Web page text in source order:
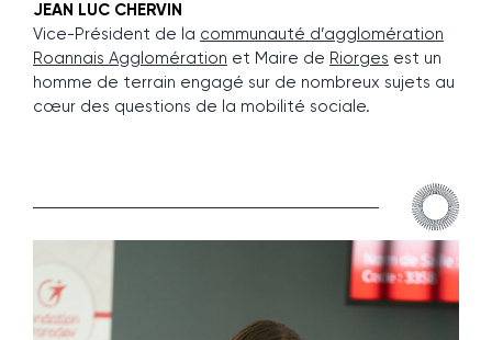
JEAN LUC CHERVIN
Vice-Président de la communauté d’agglomération
Roannais Agglomération et Maire de Riorges est un
homme de terrain engagé sur de nombreux sujets au
cœur des questions de la mobilité sociale.